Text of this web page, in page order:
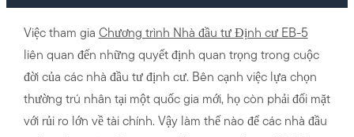
Việc tham gia Chương trình Nhà đầu tư Định cư EB-5
liên quan đến những quyết định quan trọng trong cuộc
đời của các nhà đầu tư định cư. Bên cạnh việc lựa chọn
thường trú nhân tại một quốc gia mới, họ còn phải đối mặt
với rủi ro lớn về tài chính. Vậy làm thế nào để các nhà đầu